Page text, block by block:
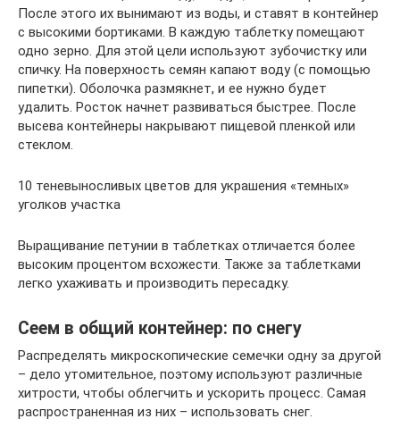
После этого их вынимают из воды, и ставят в контейнер
с высокими бортиками. В каждую таблетку помещают
одно зерно. Для этой цели используют зубочистку или
спичку. На поверхность семян капают воду (с помощью
пипетки). Оболочка размякнет, и ее нужно будет
удалить. Росток начнет развиваться быстрее. После
высева контейнеры накрывают пищевой пленкой или
стеклом.
10 теневыносливых цветов для украшения «темных»
уголков участка
Выращивание петунии в таблетках отличается более
высоким процентом всхожести. Также за таблетками
легко ухаживать и производить пересадку.
Сеем в общий контейнер: по снегу
Распределять микроскопические семечки одну за другой
– дело утомительное, поэтому используют различные
хитрости, чтобы облегчить и ускорить процесс. Самая
распространенная из них – использовать снег.